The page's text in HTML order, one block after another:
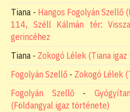
Tiana - Hangos Fogolyán Szellő
114, Széll Kálmán tér:
gerincéhez
Tiana - Zokogó Lélek (Tiana
Fogolyán Szellő - Zokogó Lélek
Fogolyán Szellő-
(Földangyal igaz története)